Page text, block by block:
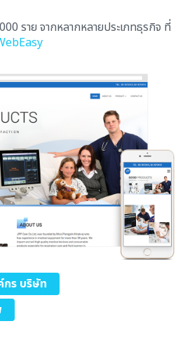
ราย จากหลากหลายประเภทธุรกิจ ที่
กร บริษัท